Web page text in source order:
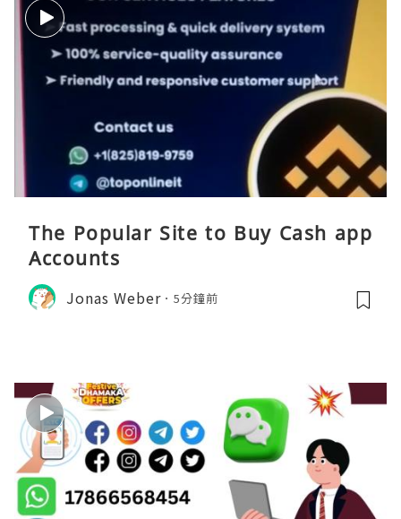
The Popular Site to Buy Cash app
Accounts
Jonas Weber 5分鐘前